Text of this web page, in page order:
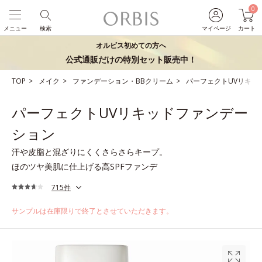
マイページ
0
カート
検索
メニュー
オルビス初めての方へ
公式通販だけの特別セット販売中！
TOP メイク ファンデーション・BBクリーム パーフェクトUVリキッ
パーフェクトUVリキッドファンデー
ション
汗や皮脂と混ざりにくくさらさらキープ。
ほのツヤ美肌に仕上げる高SPFファンデ
715件
サンプルは在庫限りで終了とさせていただきます。